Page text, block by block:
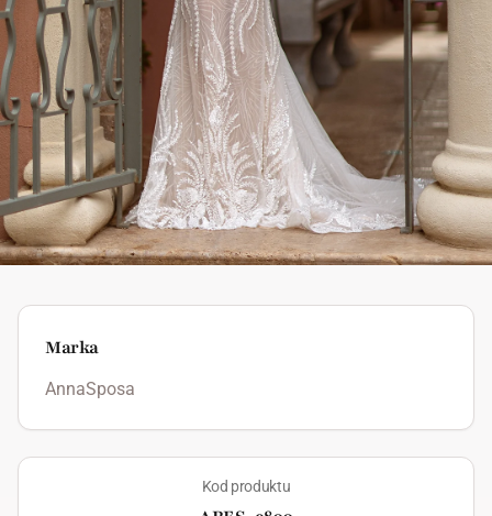
Marka
AnnaSposa
Kod produktu